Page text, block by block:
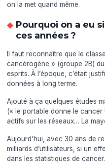
on la met quand même.
Pourquoi on a eu
ces années ?
Il faut reconnaître que le
cancérogène » (groupe 2B) du
esprits. À l’époque, c’était
données à long terme.
Ajouté à ça quelques études
(« le portable donne le
actifs sur les réseaux… La
Aujourd’hui, avec 30 ans de
milliards d’utilisateurs, si un
dans les statistiques de